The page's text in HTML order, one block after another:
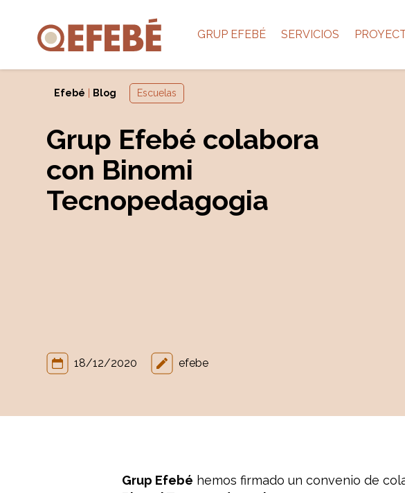
GRUP EFEBÉ SERVICIOS
Efebé Blog Escuelas
Grup Efebé colabora
con Binomi
Tecnopedagogia
18/12/2020 efebe
Grup Efebé hemos firmado un convenio de